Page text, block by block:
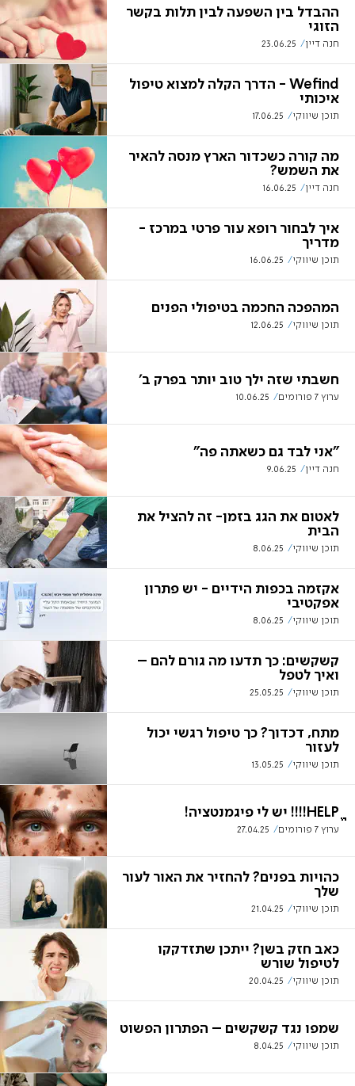
ההבדל בין השפעה לבין תלות בקשר
הזוגי
חנה דיין 23.06.25
Wefind - הדרך הקלה למצוא טיפול
איכותי
תוכן שיווקי 17.06.25
מה קורה כשכדור הארץ מנסה להאיר
את השמש?
חנה דיין 16.06.25
איך לבחור רופא עור פרטי במרכז -
מדריך
תוכן שיווקי 16.06.25
המהפכה החכמה בטיפולי הפנים
תוכן שיווקי 12.06.25
חשבתי שזה ילך טוב יותר בפרק ב'
ערוץ 7 פורומים 10.06.25
"אני לבד גם כשאתה פה"
חנה דיין 9.06.25
לאטום את הגג בזמן- זה להציל את
הבית
תוכן שיווקי 8.06.25
אקזמה בכפות הידיים - יש פתרון
אפקטיבי
תוכן שיווקי 8.06.25
קשקשים: כך תדעו מה גורם להם –
ואיך לטפל
תוכן שיווקי 25.05.25
מתח, דכדוך? כך טיפול רגשי יכול
לעזור
תוכן שיווקי 13.05.25
HELPֱֱֱ!!!! יש לי פיגמנטציה!
ערוץ 7 פורומים 27.04.25
כהויות בפנים? להחזיר את האור לעור
שלך
תוכן שיווקי 21.04.25
כאב חזק בשן? ייתכן שתזדקקו
לטיפול שורש
תוכן שיווקי 20.04.25
שמפו נגד קשקשים – הפתרון הפשוט
תוכן שיווקי 8.04.25